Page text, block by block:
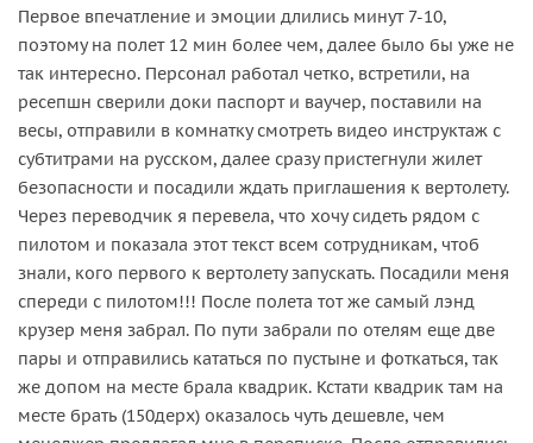
Первое впечатление и эмоции длились минут 7-10,
поэтому на полет 12 мин более чем, далее было бы уже не
так интересно. Персонал работал четко, встретили, на
ресепшн сверили доки паспорт и ваучер, поставили на
весы, отправили в комнатку смотреть видео инструктаж с
субтитрами на русском, далее сразу пристегнули жилет
безопасности и посадили ждать приглашения к вертолету.
Через переводчик я перевела, что хочу сидеть рядом с
пилотом и показала этот текст всем сотрудникам, чтоб
знали, кого первого к вертолету запускать. Посадили меня
спереди с пилотом!!! После полета тот же самый лэнд
крузер меня забрал. По пути забрали по отелям еще две
пары и отправились кататься по пустыне и фоткаться, так
же допом на месте брала квадрик. Кстати квадрик там на
месте брать (150дерх) оказалось чуть дешевле, чем